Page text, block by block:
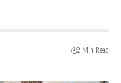
2 Min Read